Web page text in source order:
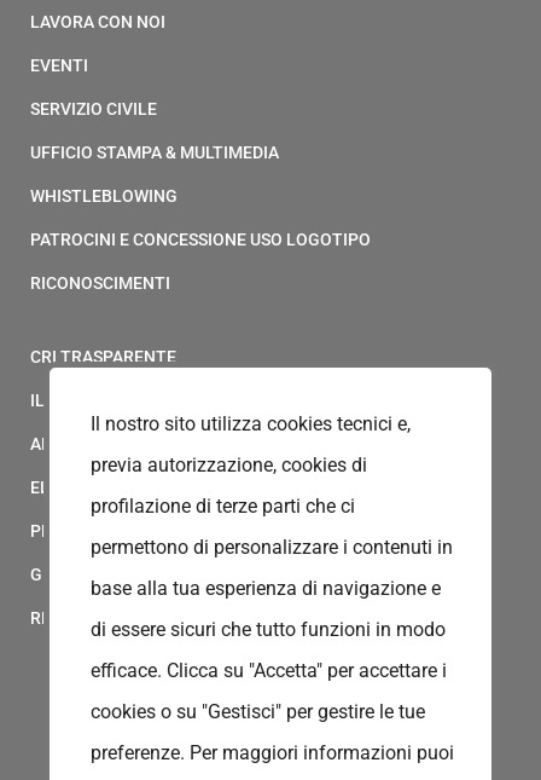
LAVORA CON NOI
EVENTI
SERVIZIO CIVILE
UFFICIO STAMPA & MULTIMEDIA
WHISTLEBLOWING
PATROCINI E CONCESSIONE USO LOGOTIPO
RICONOSCIMENTI
CRI TRASPARENTE
IL MODELLO 231 DELLA CROCE ROSSA ITALIANA
ALBO FORNITORI
ELENCO AVVOCATI
PRIVACY
GESTIONALE GAIA
RED CLOUD
Il nostro sito utilizza cookies tecnici e,
previa autorizzazione, cookies di
profilazione di terze parti che ci
permettono di personalizzare i contenuti in
base alla tua esperienza di navigazione e
di essere sicuri che tutto funzioni in modo
efficace. Clicca su "Accetta" per accettare i
cookies o su "Gestisci" per gestire le tue
preferenze. Per maggiori informazioni puoi